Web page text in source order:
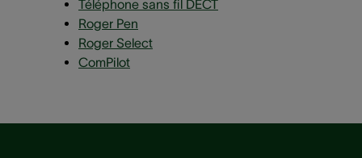
Téléphone sans fil DECT
Roger Pen
Roger Select
ComPilot